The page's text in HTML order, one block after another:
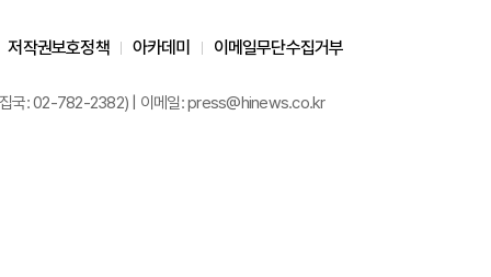
저작권보호정책 아카데미 이메일무단수집거부
집국: 02-782-2382) | 이메일: press@hinews.co.kr